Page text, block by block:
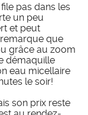
pas dans les
un peu
et peut
que
grâce au zoom
démaquille
eau micellaire
le soir!
son prix reste